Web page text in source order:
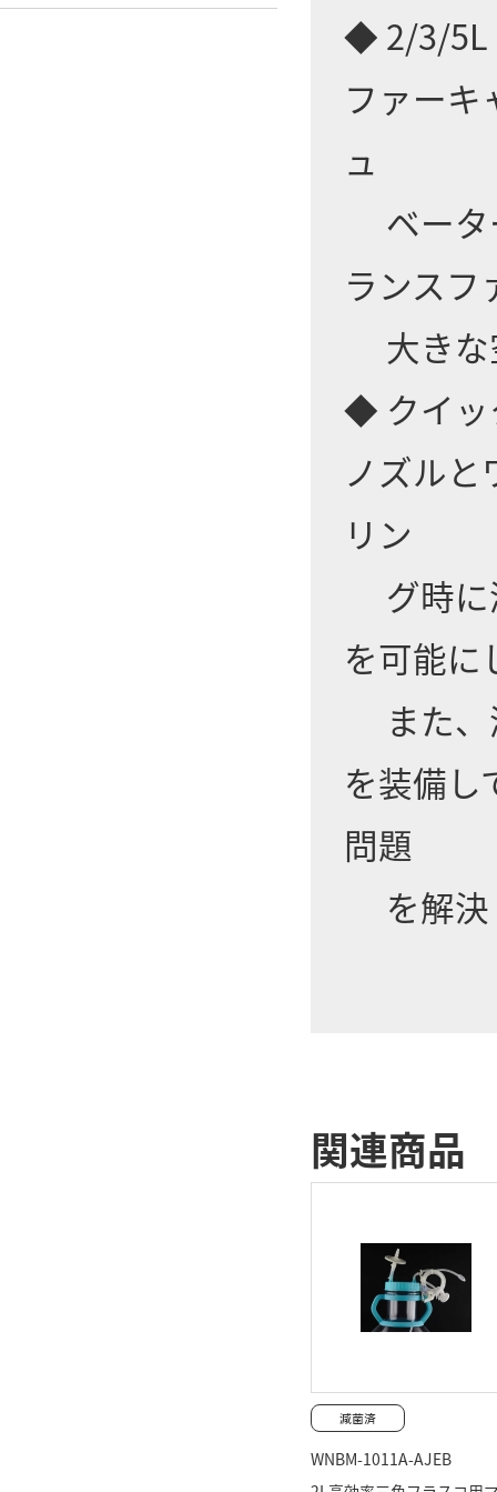
◆ 2/3/5L
ファー
ュ
ベータ
ランスフ
大きな
◆ クイッ
ノズルと
リン
グ時に
を可能に
また、
を装備し
問題
を解決
関連商品
WNBM-1011A-AJEB